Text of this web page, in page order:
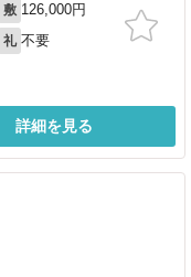
敷 126,000円
礼 不要
詳細を見る